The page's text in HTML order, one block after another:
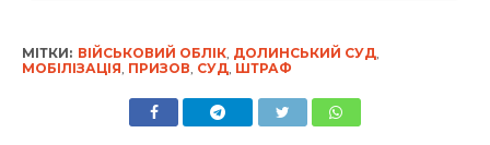
МІТКИ: ВІЙСЬКОВИЙ ОБЛІК, ДОЛИНСЬКИЙ СУД,
МОБІЛІЗАЦІЯ, ПРИЗОВ, СУД, ШТРАФ